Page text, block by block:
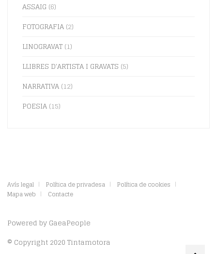
ASSAIG (6)
FOTOGRAFIA (2)
LINOGRAVAT (1)
LLIBRES D'ARTISTA I GRAVATS (5)
NARRATIVA (12)
POESIA (15)
Avís legal Política de privadesa
Política de cookies
Mapa web
Contacte
Powered by GaeaPeople
© Copyright 2020 Tintamotora